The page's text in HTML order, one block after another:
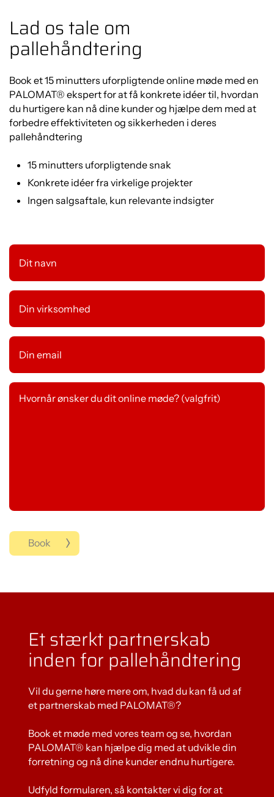
Lad os tale om
pallehåndtering
Book et 15 minutters uforpligtende online møde med en
PALOMAT® ekspert for at få konkrete idéer til, hvordan
du hurtigere kan nå dine kunder og hjælpe dem med at
forbedre effektiviteten og sikkerheden i deres
pallehåndtering
15 minutters uforpligtende snak
Konkrete idéer fra virkelige projekter
Ingen salgsaftale, kun relevante indsigter
Book
Et stærkt partnerskab
inden for pallehåndtering
Vil du gerne høre mere om, hvad du kan få ud af
et partnerskab med PALOMAT®?
Book et møde med vores team og se, hvordan
PALOMAT® kan hjælpe dig med at udvikle din
forretning og nå dine kunder endnu hurtigere.
Udfyld formularen, så kontakter vi dig for at